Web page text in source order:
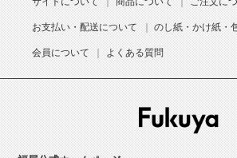
お支払い・配送について のし紙・かけ紙・
会員について よくある質問